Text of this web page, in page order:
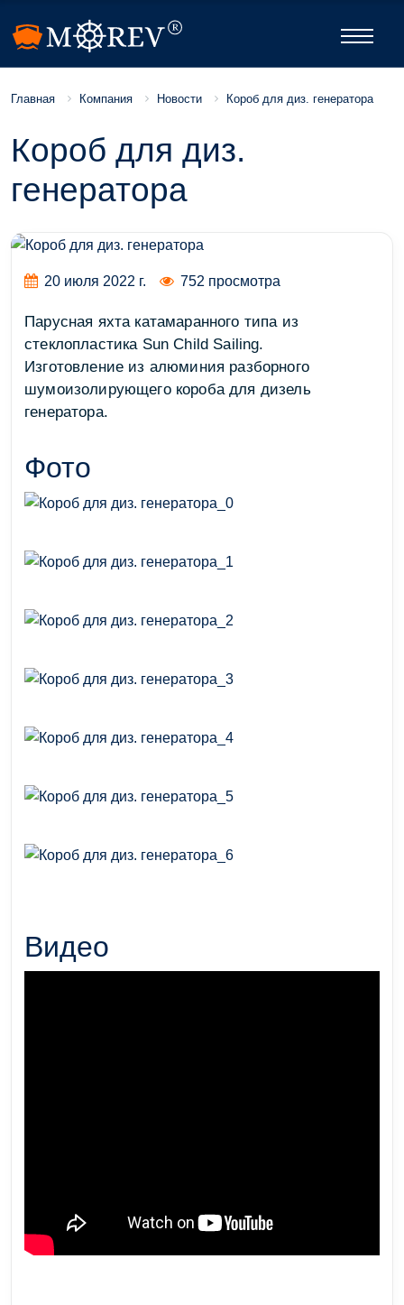
Главная Компания Новости Короб для диз. генератора
Короб для диз.
генератора
20 июля 2022 г. 752 просмотра
Парусная яхта катамаранного типа из
стеклопластика Sun Child Sailing.
Изготовление из алюминия разборного
шумоизолирующего короба для дизель
генератора.
Фото
Видео